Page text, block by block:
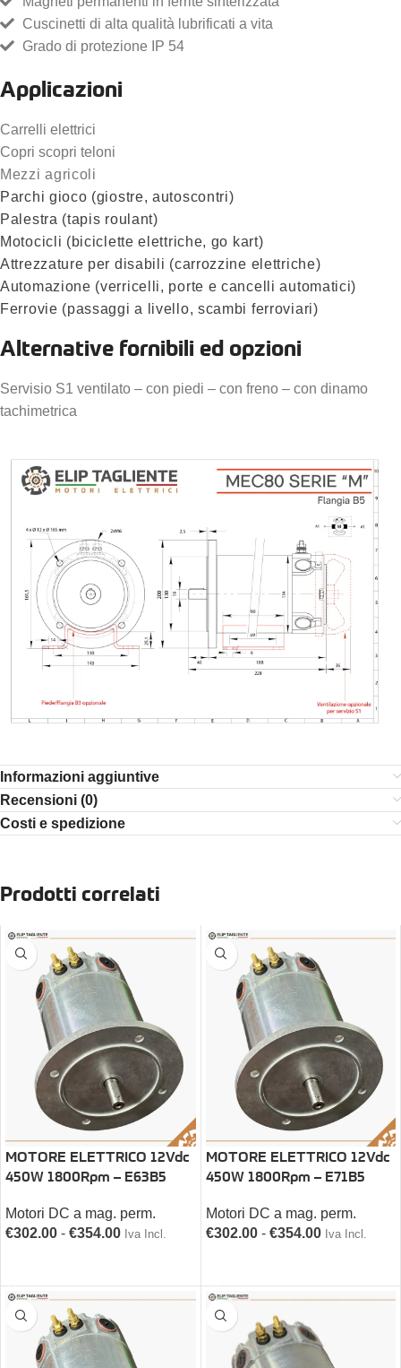
Cuscinetti di alta qualità lubrificati a vita
Grado di protezione IP 54
Applicazioni
Carrelli elettrici
Copri scopri teloni
Mezzi agricoli
Parchi gioco (giostre, autoscontri)
Palestra (tapis roulant)
Motocicli (biciclette elettriche, go kart)
Attrezzature per disabili (carrozzine elettriche)
Automazione (verricelli, porte e cancelli automatici)
Ferrovie (passaggi a livello, scambi ferroviari)
Alternative fornibili ed opzioni
Servisio S1 ventilato – con piedi – con freno – con dinamo
tachimetrica
Informazioni aggiuntive
Recensioni (0)
Costi e spedizione
Prodotti correlati
MOTORE ELETTRICO 12Vdc
450W 1800Rpm – E63B5
Motori DC a mag. perm.
€302.00 - €354.00 Iva Incl.
MOTORE ELETTRICO 12Vdc
450W 1800Rpm – E71B5
Motori DC a mag. perm.
€302.00 - €354.00 Iva Incl.